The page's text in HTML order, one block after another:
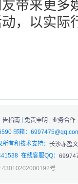
带来更多
，以实际
告指南 | 免责申明 | 业务合作
邮箱：
有和技术支持： 长沙赤盈
在线客服QQ：
43010202000192号